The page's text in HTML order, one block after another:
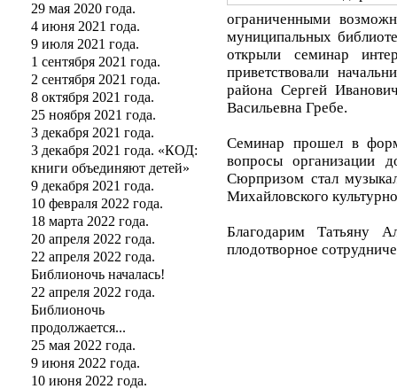
29 мая 2020 года.
4 июня 2021 года.
9 июля 2021 года.
1 сентября 2021 года.
2 сентября 2021 года.
8 октября 2021 года.
25 ноября 2021 года.
3 декабря 2021 года.
3 декабря 2021 года. «КОД:
книги объединяют детей»
9 декабря 2021 года.
10 февраля 2022 года.
18 марта 2022 года.
20 апреля 2022 года.
22 апреля 2022 года.
Библионочь началась!
22 апреля 2022 года.
Библионочь
продолжается...
25 мая 2022 года.
9 июня 2022 года.
10 июня 2022 года.
ограниченными
муниципальных
открыли семинар
приветствовали
района Сергей
Васильевна Гребе.
Семинар прошел в
вопросы организации
Сюрпризом стал
Михайловского
Благодарим Татьяну
плодотворное